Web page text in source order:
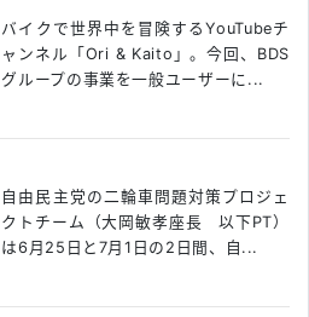
バイクで世界中を冒険するYouTubeチ
ャンネル「Ori & Kaito」。今回、BDS
グループの事業を一般ユーザーに...
自由民主党の二輪車問題対策プロジェ
クトチーム（大岡敏孝座長 以下PT）
は6月25日と7月1日の2日間、自...